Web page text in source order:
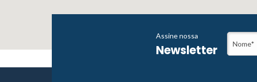
Assine nossa
Newsletter